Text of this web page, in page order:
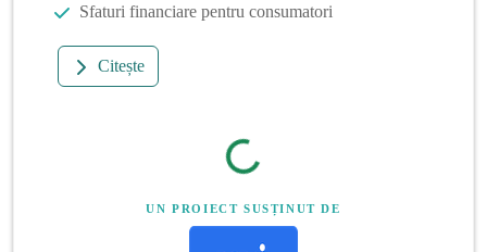
Sfaturi financiare pentru consumatori
Citește
UN PROIECT SUSȚINUT DE